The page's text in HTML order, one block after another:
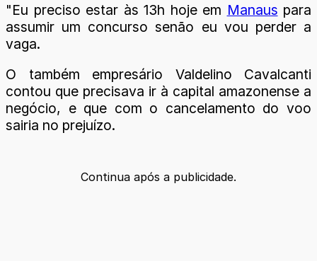
"Eu preciso estar às 13h hoje em Manaus para
assumir um concurso senão eu vou perder a
vaga.
O também empresário Valdelino Cavalcanti
contou que precisava ir à capital amazonense a
negócio, e que com o cancelamento do voo
sairia no prejuízo.
Continua após a publicidade.